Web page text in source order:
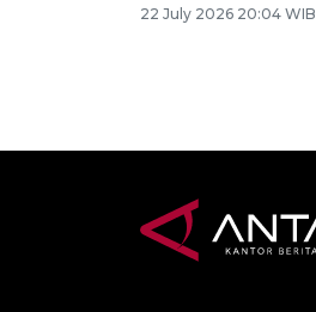
22 July 2026 20:04 WIB